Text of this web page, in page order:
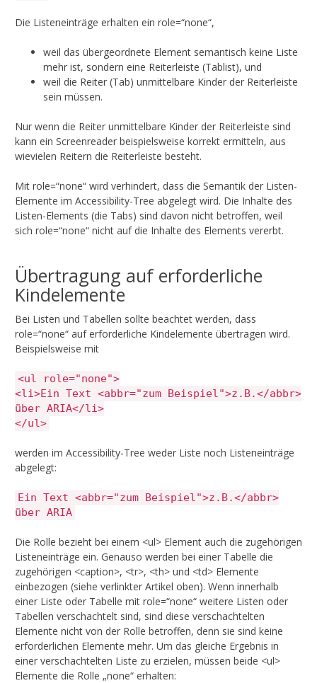
Die Listeneinträge erhalten ein role=“none“,
weil das übergeordnete Element semantisch keine Liste
mehr ist, sondern eine Reiterleiste (Tablist), und
weil die Reiter (Tab) unmittelbare Kinder der Reiterleiste
sein müssen.
Nur wenn die Reiter unmittelbare Kinder der Reiterleiste sind
kann ein Screenreader beispielsweise korrekt ermitteln, aus
wievielen Reitern die Reiterleiste besteht.
Mit role=“none“ wird verhindert, dass die Semantik der Listen-
Elemente im Accessibility-Tree abgelegt wird. Die Inhalte des
Listen-Elements (die Tabs) sind davon nicht betroffen, weil
sich role=“none“ nicht auf die Inhalte des Elements vererbt.
Übertragung auf erforderliche
Kindelemente
Bei Listen und Tabellen sollte beachtet werden, dass
role=“none“ auf erforderliche Kindelemente übertragen wird.
Beispielsweise mit
<ul role="none">
<li>Ein Text <abbr="zum Beispiel">z.B.</abbr>
über ARIA</li>
</ul>
werden im Accessibility-Tree weder Liste noch Listeneinträge
abgelegt:
Ein Text <abbr="zum Beispiel">z.B.</abbr>
über ARIA
Die Rolle bezieht bei einem <ul> Element auch die zugehörigen
Listeneinträge ein. Genauso werden bei einer Tabelle die
zugehörigen <caption>, <tr>, <th> und <td> Elemente
einbezogen (siehe verlinkter Artikel oben). Wenn innerhalb
einer Liste oder Tabelle mit role=“none“ weitere Listen oder
Tabellen verschachtelt sind, sind diese verschachtelten
Elemente nicht von der Rolle betroffen, denn sie sind keine
erforderlichen Elemente mehr. Um das gleiche Ergebnis in
einer verschachtelten Liste zu erzielen, müssen beide <ul>
Elemente die Rolle „none“ erhalten: